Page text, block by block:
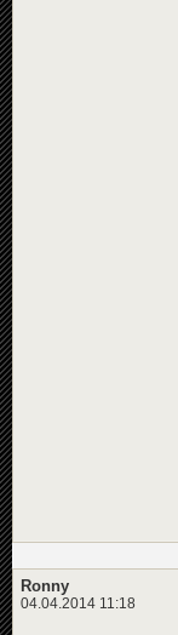
Ronny
04.04.2014 11:18